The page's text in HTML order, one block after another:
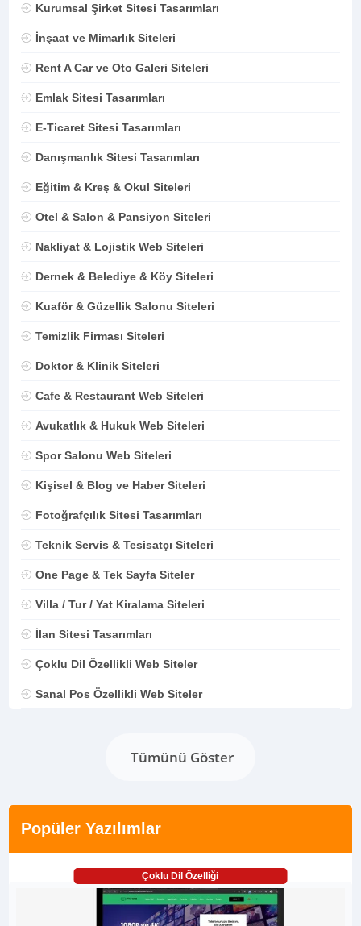
Kurumsal Şirket Sitesi Tasarımları
İnşaat ve Mimarlık Siteleri
Rent A Car ve Oto Galeri Siteleri
Emlak Sitesi Tasarımları
E-Ticaret Sitesi Tasarımları
Danışmanlık Sitesi Tasarımları
Eğitim & Kreş & Okul Siteleri
Otel & Salon & Pansiyon Siteleri
Nakliyat & Lojistik Web Siteleri
Dernek & Belediye & Köy Siteleri
Kuaför & Güzellik Salonu Siteleri
Temizlik Firması Siteleri
Doktor & Klinik Siteleri
Cafe & Restaurant Web Siteleri
Avukatlık & Hukuk Web Siteleri
Spor Salonu Web Siteleri
Kişisel & Blog ve Haber Siteleri
Fotoğrafçılık Sitesi Tasarımları
Teknik Servis & Tesisatçı Siteleri
One Page & Tek Sayfa Siteler
Villa / Tur / Yat Kiralama Siteleri
İlan Sitesi Tasarımları
Çoklu Dil Özellikli Web Siteler
Sanal Pos Özellikli Web Siteler
Tümünü Göster
Popüler Yazılımlar
Çoklu Dil Özelliği